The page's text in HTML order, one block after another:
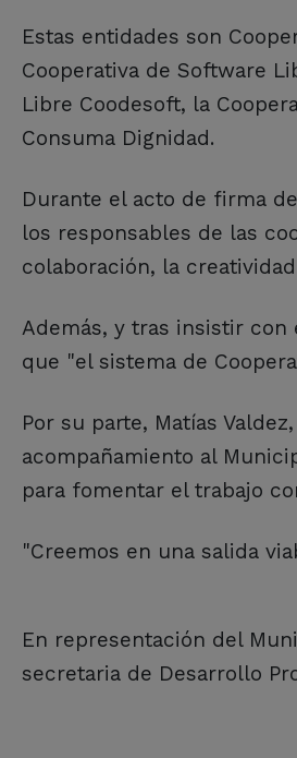
Estas entidades son
Cooperativa de Software
Libre Coodesoft, la
Consuma Dignidad.
Durante el acto de firma
los responsables de las
colaboración, la
Además, y tras insistir
que "el sistema de
Por su parte, Matías
acompañamiento al
para fomentar el trabajo
"Creemos en una salida
En representación del
secretaria de Desarrollo